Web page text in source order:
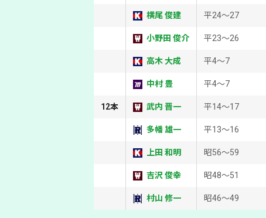
横尾 俊建 平24～27
小野田 俊介 平23～26
高木 大成 平4～7
中村 豊 平4～7
12本 武内 晋一 平14～17
多幡 雄一 平13～16
上田 和明 昭56～59
吉沢 俊幸 昭48～51
村山 修一 昭46～49